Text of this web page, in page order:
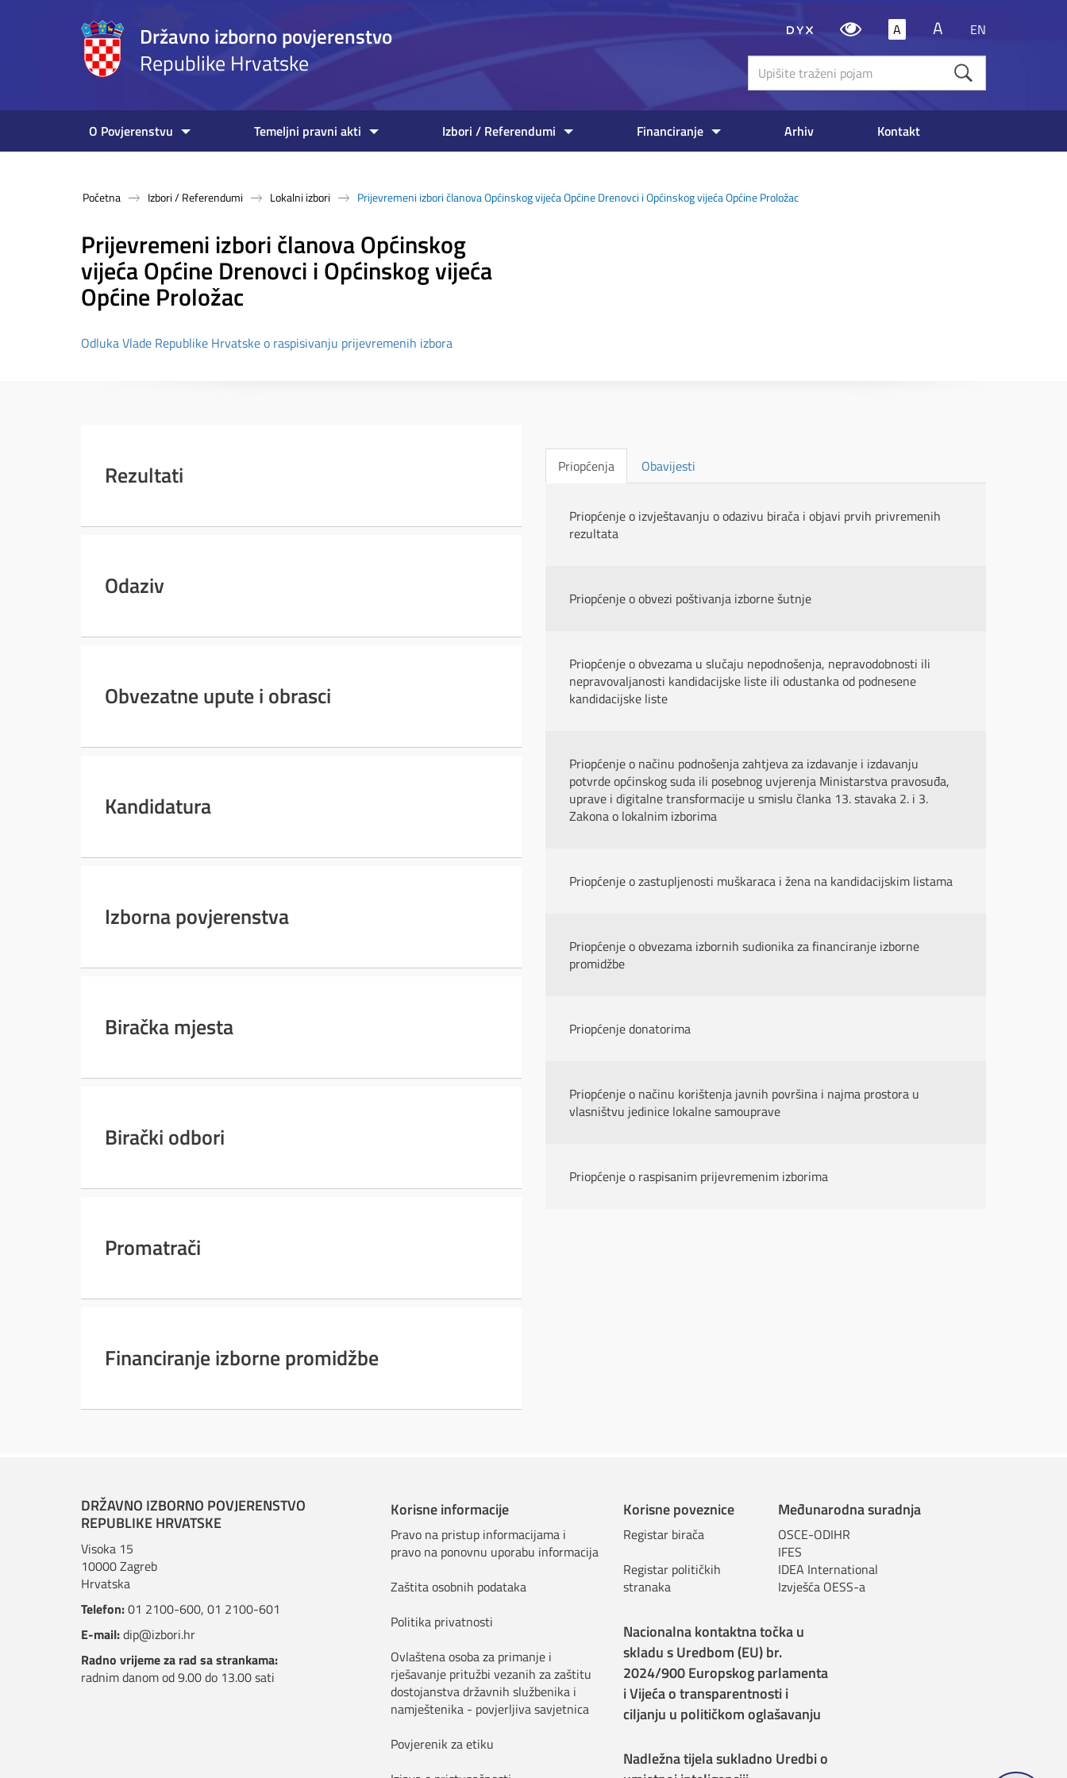
Državno izborno povjerenstvo
Republike Hrvatske
A A
EN
Upišite
traženi
O Povjerenstvu
Temeljni pravni akti Izbori / Referendumi Financiranje Arhiv Kontakt
Početna Izbori / Referendumi Lokalni izbori Prijevremeni izbori članova Općinskog vijeća Općine Drenovci i Općinskog vijeća Općine Proložac
Prijevremeni izbori članova Općinskog
vijeća Općine Drenovci i Općinskog vijeća
Općine Proložac
Odluka Vlade Republike Hrvatske o raspisivanju prijevremenih izbora
Rezultati
Odaziv
Obvezatne upute i obrasci
Kandidatura
Izborna povjerenstva
Biračka mjesta
Birački odbori
Promatrači
Financiranje izborne promidžbe
Priopćenja Obavijesti
Priopćenje o izvještavanju o odazivu birača i objavi prvih privremenih
rezultata
Priopćenje o obvezi poštivanja izborne šutnje
Priopćenje o obvezama u slučaju nepodnošenja, nepravodobnosti ili
nepravovaljanosti kandidacijske liste ili odustanka od podnesene
kandidacijske liste
Priopćenje o načinu podnošenja zahtjeva za izdavanje i izdavanju
potvrde općinskog suda ili posebnog uvjerenja Ministarstva pravosuđa,
uprave i digitalne transformacije u smislu članka 13. stavaka 2. i 3.
Zakona o lokalnim izborima
Priopćenje o zastupljenosti muškaraca i žena na kandidacijskim listama
Priopćenje o obvezama izbornih sudionika za financiranje izborne
promidžbe
Priopćenje donatorima
Priopćenje o načinu korištenja javnih površina i najma prostora u
vlasništvu jedinice lokalne samouprave
Priopćenje o raspisanim prijevremenim izborima
DRŽAVNO IZBORNO POVJERENSTVO
REPUBLIKE HRVATSKE
Visoka 15
10000 Zagreb
Hrvatska
Telefon:01 2100-600, 01 2100-601
E-mail:dip@izbori.hr
Radno vrijeme za rad sa strankama:
radnim danom od 9.00 do 13.00 sati
Korisne informacije
Pravo na pristup informacijama i
pravo na ponovnu uporabu informacija
Zaštita osobnih podataka
Politika privatnosti
Ovlaštena osoba za primanje i
rješavanje pritužbi vezanih za zaštitu
dostojanstva državnih službenika i
namještenika - povjerljiva savjetnica
Povjerenik za etiku
Korisne poveznice
Registar birača
Registar političkih
stranaka
Međunarodna suradnja
OSCE-ODIHR
IFES
IDEA International
Izvješća OESS-a
Nacionalna kontaktna točka u
skladu s Uredbom (EU) br.
2024/900 Europskog parlamenta
i Vijeća o transparentnosti i
ciljanju u političkom oglašavanju
Nadležna tijela sukladno Uredbi o